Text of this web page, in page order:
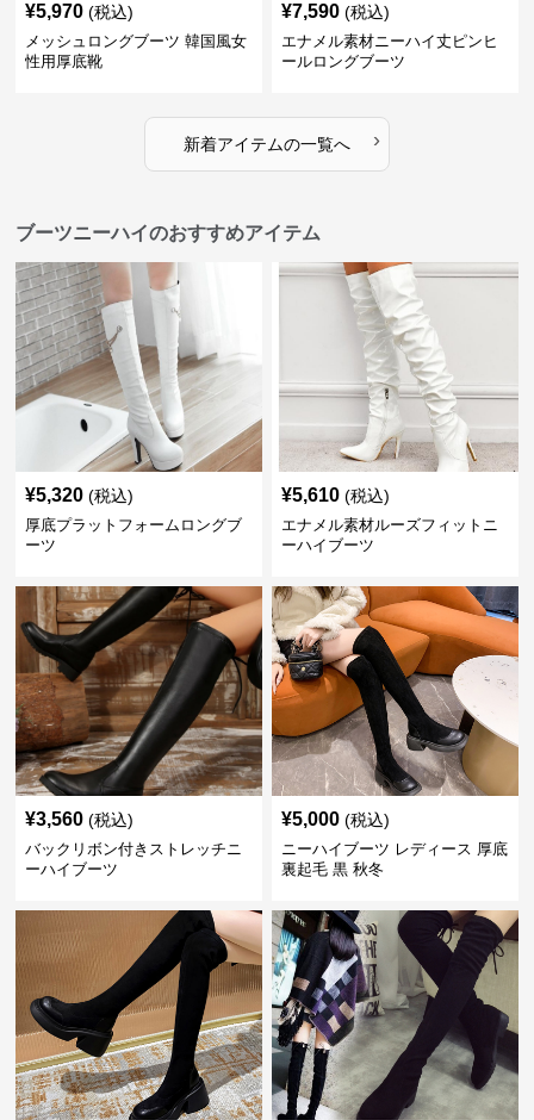
¥5,970 (税込)
メッシュロングブーツ 韓国風女
性用厚底靴
¥7,590 (税込)
エナメル素材ニーハイ丈ピンヒ
ールロングブーツ
新着アイテムの一覧へ ›
ブーツニーハイのおすすめアイテム
¥5,320 (税込)
厚底プラットフォームロングブ
ーツ
¥5,610 (税込)
エナメル素材ルーズフィットニ
ーハイブーツ
¥3,560 (税込)
バックリボン付きストレッチニ
ーハイブーツ
¥5,000 (税込)
ニーハイブーツ レディース 厚底
裏起毛 黒 秋冬